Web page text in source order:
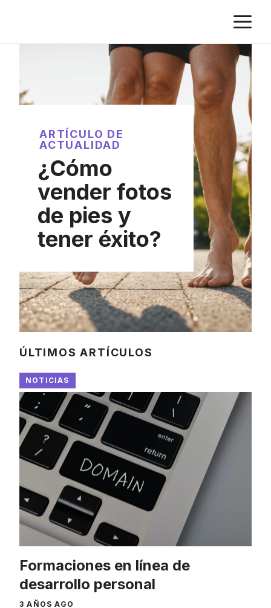
contenido
ARTÍCULO DE
ACTUALIDAD
¿Cómo
vender fotos
de pies y
tener éxito?
ÚLTIMOS ARTÍCULOS
NOTICIAS
Formaciones en línea de
desarrollo personal
3 AÑOS AGO